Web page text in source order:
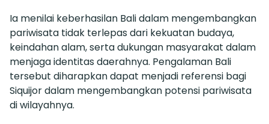
Ia menilai keberhasilan Bali dalam mengembangkan
pariwisata tidak terlepas dari kekuatan budaya,
keindahan alam, serta dukungan masyarakat dalam
menjaga identitas daerahnya. Pengalaman Bali
tersebut diharapkan dapat menjadi referensi bagi
Siquijor dalam mengembangkan potensi pariwisata
di wilayahnya.